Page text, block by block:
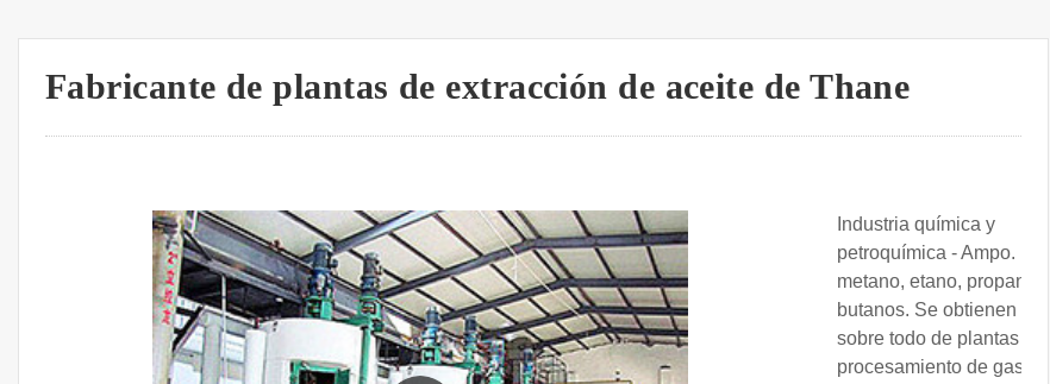
Fabricante de plantas de extracción de aceite de Thane
Industria química y
petroquímica - Ampo.
metano, etano, propano y
butanos. Se obtienen
sobre todo de plantas de
procesamiento de gas